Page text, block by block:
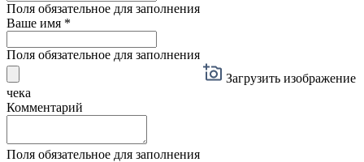
Поля обязательное для заполнения
Ваше имя *
Поля обязательное для заполнения
Загрузить изображение
чека
Комментарий
Поля обязательное для заполнения